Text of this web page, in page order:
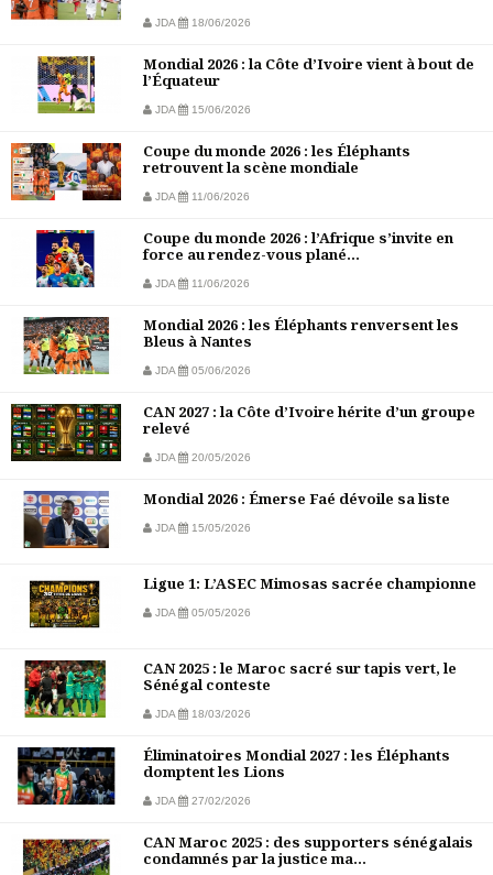
JDA 18/06/2026
Mondial 2026 : la Côte d’Ivoire vient à bout de
l’Équateur
JDA 15/06/2026
Coupe du monde 2026 : les Éléphants
retrouvent la scène mondiale
JDA 11/06/2026
Coupe du monde 2026 : l’Afrique s’invite en
force au rendez-vous plané...
JDA 11/06/2026
Mondial 2026 : les Éléphants renversent les
Bleus à Nantes
JDA 05/06/2026
CAN 2027 : la Côte d’Ivoire hérite d’un groupe
relevé
JDA 20/05/2026
Mondial 2026 : Émerse Faé dévoile sa liste
JDA 15/05/2026
Ligue 1: L’ASEC Mimosas sacrée championne
JDA 05/05/2026
CAN 2025 : le Maroc sacré sur tapis vert, le
Sénégal conteste
JDA 18/03/2026
Éliminatoires Mondial 2027 : les Éléphants
domptent les Lions
JDA 27/02/2026
CAN Maroc 2025 : des supporters sénégalais
condamnés par la justice ma...